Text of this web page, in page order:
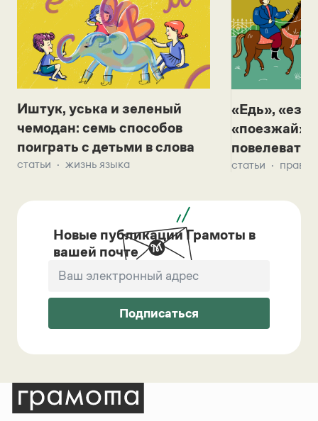
Иштук, уська и зеленый
чемодан: семь способов
поиграть с детьми в слова
статьи жизнь языка
«Едь»,
«поезжай»?
повелевать
статьи
Новые публикации Грамоты в
вашей почте
Подписаться